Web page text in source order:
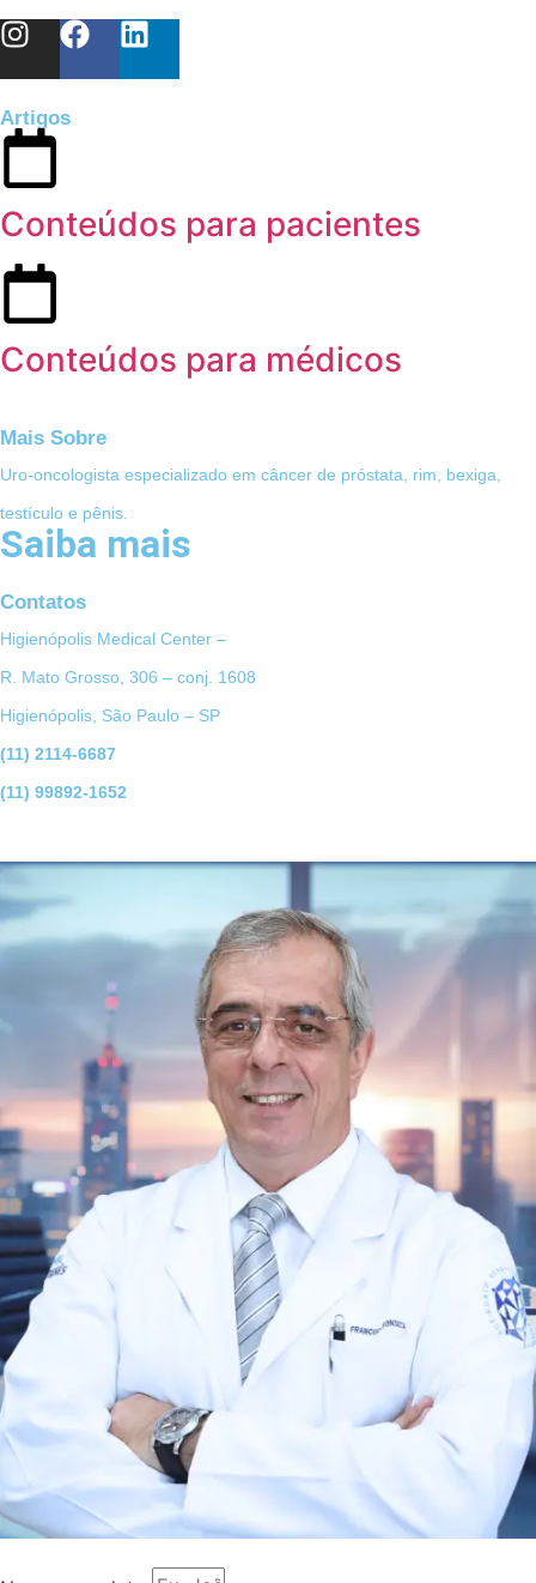
Artigos
Conteúdos para pacientes
Conteúdos para médicos
Mais Sobre
Uro-oncologista especializado em câncer de próstata, rim, bexiga,
testículo e pênis.
Saiba mais
Contatos
Higienópolis Medical Center –
R. Mato Grosso, 306 – conj. 1608
Higienópolis, São Paulo – SP
(11) 2114-6687
(11) 99892-1652